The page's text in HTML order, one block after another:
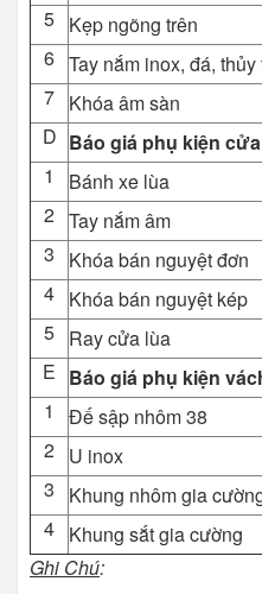
5 Kẹp ngõng trên
6 Tay nắm inox, đá, thủy
7 Khóa âm sàn
D Báo giá phụ kiện
1
Bánh xe lùa
2 Tay nắm âm
3
Khóa bán nguyệt đơn
4 Khóa bán nguyệt kép
5 Ray cửa lùa
E Báo giá phụ kiện
1
Đế sập nhôm 38
2 U inox
3
Khung nhôm gia
4 Khung sắt gia cường
Ghi Chú: